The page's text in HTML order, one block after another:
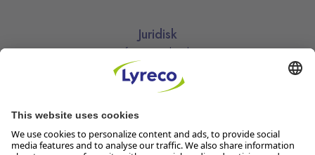
Juridisk
Informasjonskapsler
Kjøpsbetingelser
Personvernerklæring
Vilkår
Vilkår for kundeklubben
Åpenhetsloven